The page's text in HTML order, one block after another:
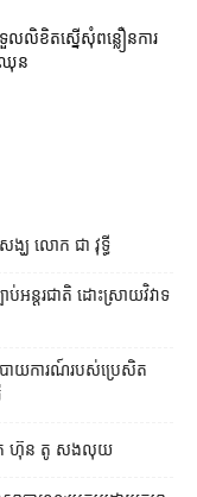
លិខិត​ស្នើសុំ​ពន្លឿន​ការ​
ឈុន
ង្ឃ លោក ជា វុទ្ធី
ប់​អន្តរជាតិ ដោះស្រាយ​វិវាទ​
បាយការណ៍​របស់​ប្រេសិត
ោក ហ៊ុន តូ សង​លុយ